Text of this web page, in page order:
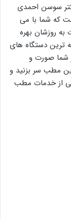
سوسن احمدی
که شما با می
به روزشان بهره
ترین دستگاه های
شما صورت و
مطب سر بزنید و
از خدمات مطب